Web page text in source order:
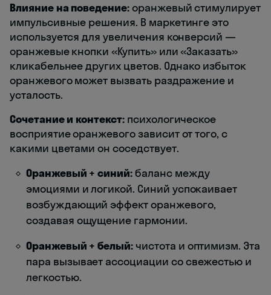
Влияние на поведение:оранжевый стимулирует
импульсивные решения. В маркетинге это
используется для увеличения конверсий —
оранжевые кнопки «Купить» или «Заказать»
кликабельнее других цветов. Однако избыток
оранжевого может вызвать раздражение и
усталость.
Сочетание и контекст:психологическое
восприятие оранжевого зависит от того, с
какими цветами он соседствует.
Оранжевый + синий:баланс между
эмоциями и логикой. Синий успокаивает
возбуждающий эффект оранжевого,
создавая ощущение гармонии.
Оранжевый + белый: чистота и оптимизм. Эта
пара вызывает ассоциации со свежестью и
легкостью.